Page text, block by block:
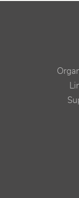
NAVIGATION